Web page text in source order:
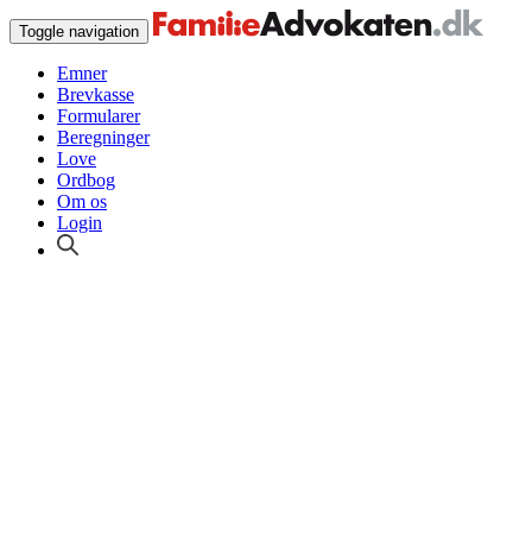
Toggle navigation
Emner
Brevkasse
Formularer
Beregninger
Love
Ordbog
Om os
Login